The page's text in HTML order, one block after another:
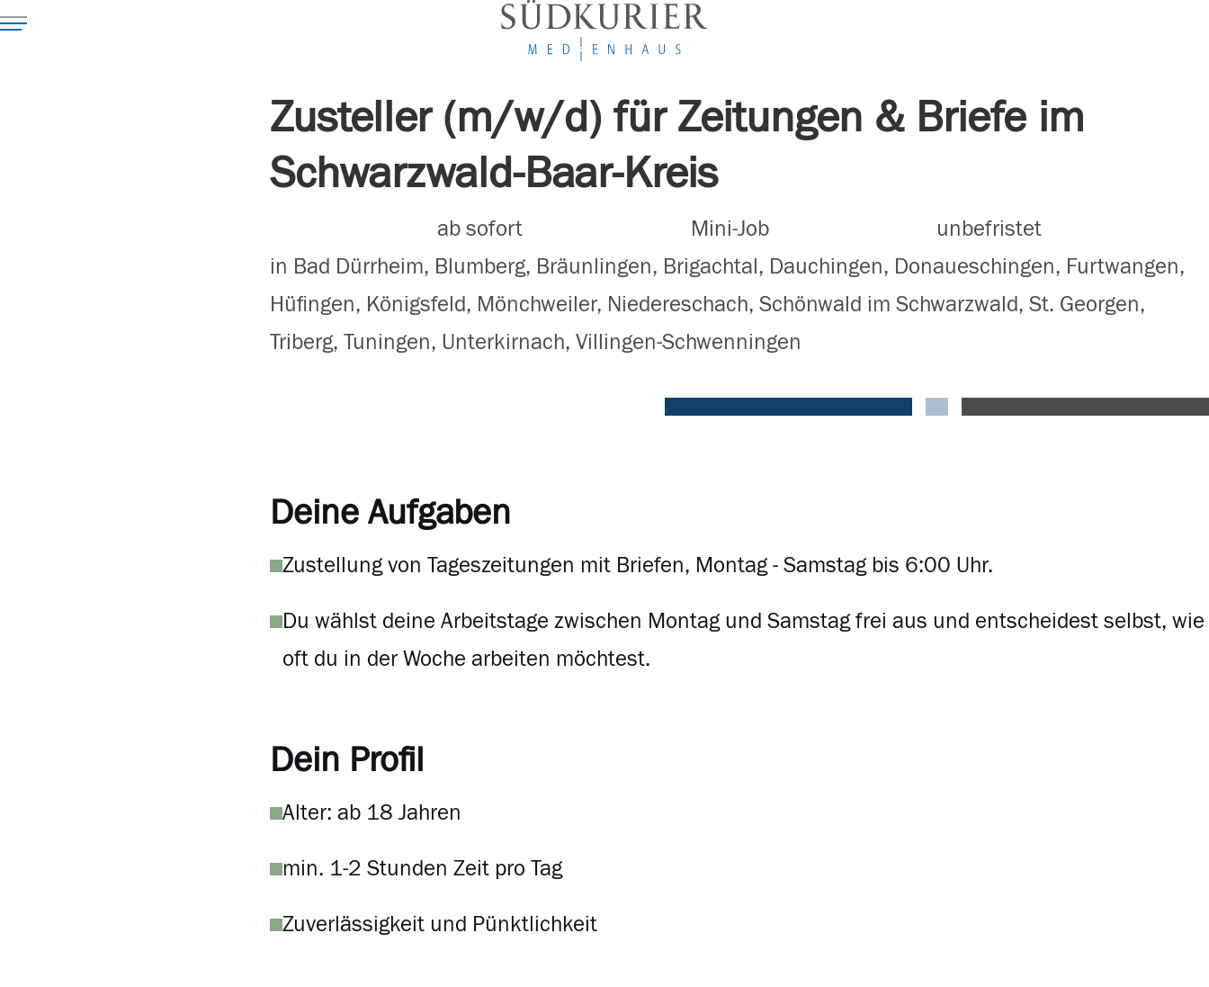
Zusteller (m/w/d) für Zeitungen & Briefe im
Schwarzwald-Baar-Kreis
ab sofort Mini-Job
unbefristet
in Bad Dürrheim, Blumberg, Bräunlingen, Brigachtal, Dauchingen, Donaueschingen, Furtwangen,
Hüfingen, Königsfeld, Mönchweiler, Niedereschach, Schönwald im Schwarzwald, St. Georgen,
Triberg, Tuningen, Unterkirnach, Villingen-Schwenningen
Deine Aufgaben
Zustellung von Tageszeitungen mit Briefen, Montag - Samstag bis 6:00 Uhr.
Du wählst deine Arbeitstage zwischen Montag und Samstag frei aus und entscheidest selbst, wie
oft du in der Woche arbeiten möchtest.
Dein Profil
Alter: ab 18 Jahren
min. 1-2 Stunden Zeit pro Tag
Zuverlässigkeit und Pünktlichkeit